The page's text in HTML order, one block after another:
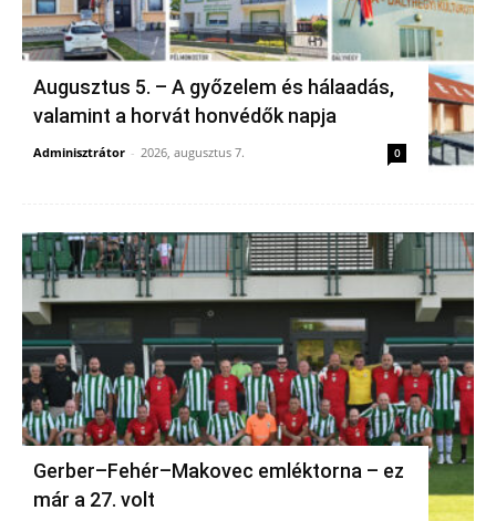
Augusztus 5. – A győzelem és hálaadás,
valamint a horvát honvédők napja
Adminisztrátor - 2026, augusztus 7. 0
Gerber–Fehér–Makovec emléktorna – ez
már a 27. volt